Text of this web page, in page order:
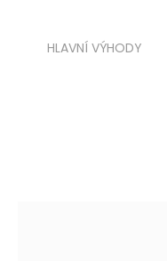
HLAVNÍ VÝHODY